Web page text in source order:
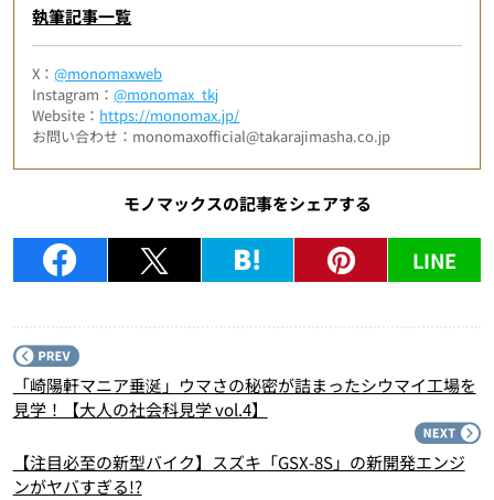
執筆記事一覧
X：@monomaxweb
Instagram：@monomax_tkj
Website： https://monomax.jp/
お問い合わせ：monomaxofficial@takarajimasha.co.jp
モノマックスの記事をシェアする
LINE
「崎陽軒マニア垂涎」ウマさの秘密が詰まったシウマイ工場を
見学！【大人の社会科見学 vol.4】
【注目必至の新型バイク】スズキ「GSX-8S」の新開発エンジ
ンがヤバすぎる!?